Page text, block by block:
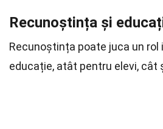
Recunoștința și
Recunoștința poate juca un rol
educație, atât pentru elevi, cât